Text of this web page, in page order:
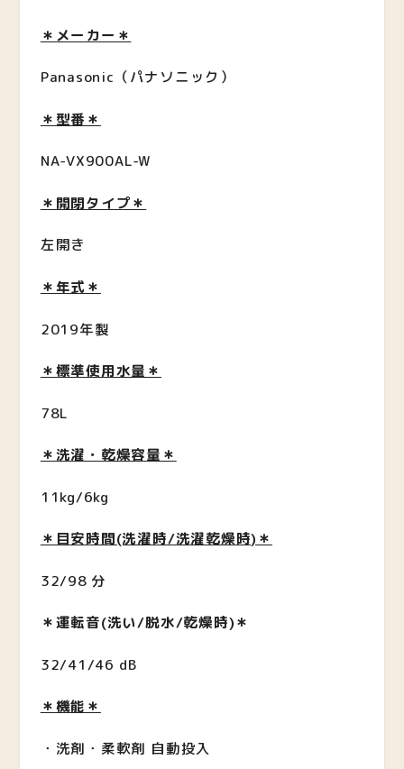
＊メーカー＊
Panasonic（パナソニック）
＊型番＊
NA-VX900AL-W
＊開閉タイプ＊
左開き
＊年式＊
2019年製
＊標準使用水量＊
78L
＊洗濯・乾燥容量＊
11kg/6kg
＊目安時間(洗濯時/洗濯乾燥時)＊
32/98 分
＊運転音(洗い/脱水/乾燥時)＊
32/41/46 dB
＊機能＊
・洗剤・柔軟剤 自動投入